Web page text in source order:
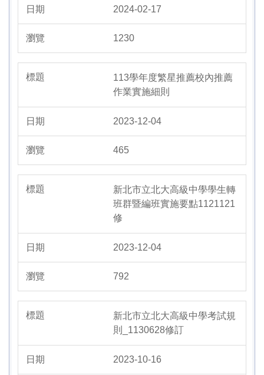
2024-02-17
1230
113學年度繁星推薦校內推薦
作業實施細則
2023-12-04
465
新北市立北大高級中學學生轉
班群暨編班實施要點1121121
修
2023-12-04
792
新北市立北大高級中學考試規
則_1130628修訂
2023-10-16